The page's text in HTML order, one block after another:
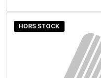
HORS STOCK